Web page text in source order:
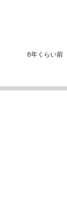
6年くらい前